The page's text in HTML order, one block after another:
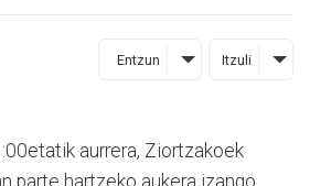
Entzun Itzuli
aurrera, Ziortzakoek
parte hartzeko aukera izango